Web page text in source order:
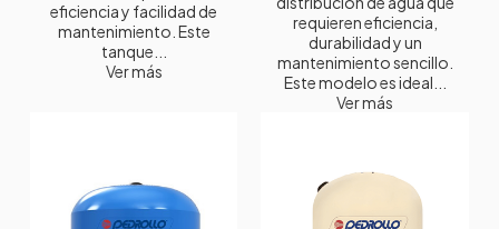
eficiencia y facilidad de
mantenimiento. Este
tanque...
Ver más
requieren eficiencia,
durabilidad y un
mantenimiento sencillo.
Este modelo es ideal...
Ver más